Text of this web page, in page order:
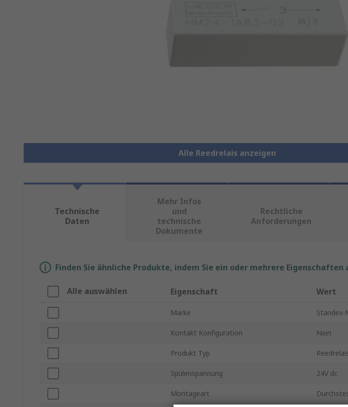
Alle Reedrelais anzeigen
Technische
Daten
Mehr Infos
und
technische
Dokumente
Rechtliche
Anforderungen
Finden Sie ähnliche Produkte, indem Sie ein oder mehrere Eigenschaften
Alle auswählen Eigenschaft Wert
Marke Standex-
Kontakt Konfiguration Nein
Produkt Typ
Spulenspannung 24V dc
Montageart